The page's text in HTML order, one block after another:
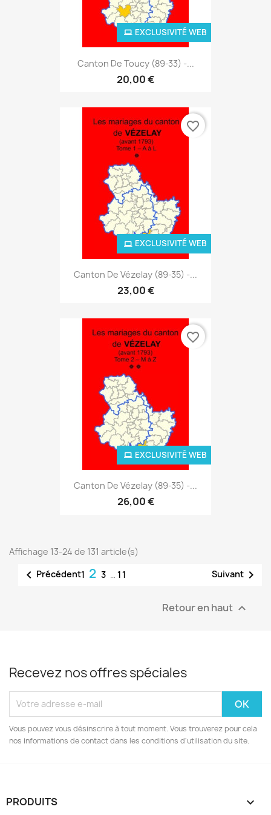
Canton De Toucy (89-33) -...
20,00 €
EXCLUSIVITÉ WEB
Canton De Vézelay (89-35) -...
23,00 €
EXCLUSIVITÉ WEB
favorite_border
Canton De Vézelay (89-35) -...
26,00 €
EXCLUSIVITÉ WEB
favorite_border
Affichage 13-24 de 131 article(s)
 Précédent1 2 3 … 11 Suivant 
Retour en haut 
Recevez nos offres spéciales
Vous pouvez vous désinscrire à tout moment. Vous trouverez pour cela
nos informations de contact dans les conditions d'utilisation du site.
PRODUITS 